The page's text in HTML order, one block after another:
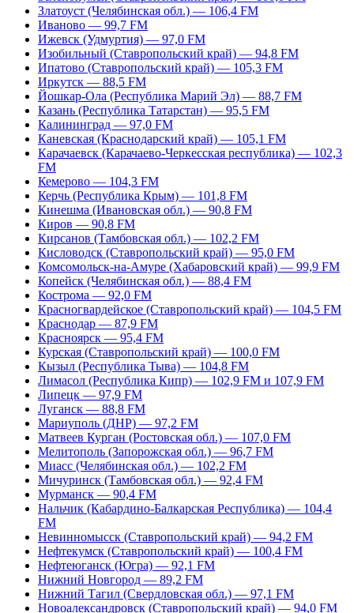
Златоуст (Челябинская обл.) — 106,4 FM
Иваново — 99,7 FM
Ижевск (Удмуртия) — 97,0 FM
Изобильный (Ставропольский край) — 94,8 FM
Ипатово (Ставропольский край) — 105,3 FM
Иркутск — 88,5 FM
Йошкар-Ола (Республика Марий Эл) — 88,7 FM
Казань (Республика Татарстан) — 95,5 FM
Калининград — 97,0 FM
Каневская (Краснодарский край) — 105,1 FM
Карачаевск (Карачаево-Черкесская республика) — 102,3
FM
Кемерово — 104,3 FM
Керчь (Республика Крым) — 101,8 FM
Кинешма (Ивановская обл.) — 90,8 FM
Киров — 90,8 FM
Кирсанов (Тамбовская обл.) — 102,2 FM
Кисловодск (Ставропольский край) — 95,0 FM
Комсомольск-на-Амуре (Хабаровский край) — 99,9 FM
Копейск (Челябинская обл.) — 88,4 FM
Кострома — 92,0 FM
Красногвардейское (Ставропольский край) — 104,5 FM
Краснодар — 87,9 FM
Красноярск — 95,4 FM
Курская (Ставропольский край) — 100,0 FM
Кызыл (Республика Тыва) — 104,8 FM
Лимасол (Республика Кипр) — 102,9 FM и 107,9 FM
Липецк — 97,9 FM
Луганск — 88,8 FM
Мариуполь (ДНР) — 97,2 FM
Матвеев Курган (Ростовская обл.) — 107,0 FM
Мелитополь (Запорожская обл.) — 96,7 FM
Миасс (Челябинская обл.) — 102,2 FM
Мичуринск (Тамбовская обл.) — 92,4 FM
Мурманск — 90,4 FM
Нальчик (Кабардино-Балкарская Республика) — 104,4
FM
Невинномысск (Ставропольский край) — 94,2 FM
Нефтекумск (Ставропольский край) — 100,4 FM
Нефтеюганск (Югра) — 92,1 FM
Нижний Новгород — 89,2 FM
Нижний Тагил (Свердловская обл.) — 97,1 FM
Новоалександровск (Ставропольский край) — 94,0 FM